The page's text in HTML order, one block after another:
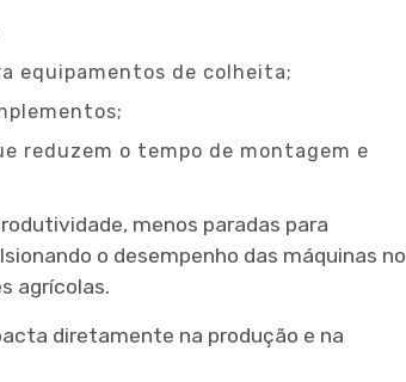
equipamentos de colheita;
reduzem o tempo de montagem e
menos paradas para
o desempenho das máquinas no
agrícolas.
diretamente na produção e na